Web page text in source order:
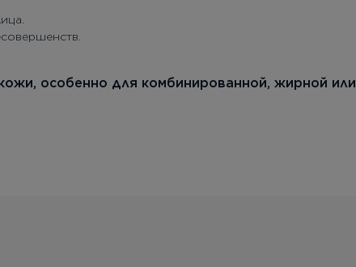
особенно для комбинированной, жирной или